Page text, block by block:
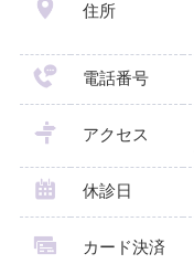
住所
電話番号
アクセス
休診日
カード決済